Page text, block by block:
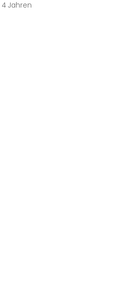
4 Jahren